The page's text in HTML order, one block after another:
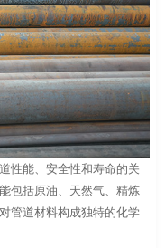
性能、安全性和寿命的关
包括原油、天然气、精炼
管道材料构成独特的化学